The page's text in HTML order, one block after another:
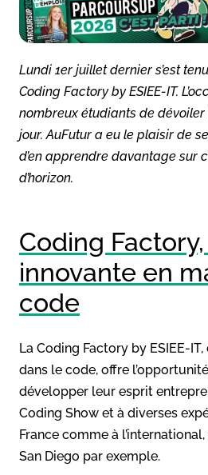
Lundi 1er juillet dernier s’est
Coding Factory by ESIEE-IT.
nombreux étudiants de
jour. AuFutur a eu le plaisir de
d’en apprendre davantage sur
d’horizon.
Coding
innovante en
code
La Coding Factory by ESIEE-
dans le code, offre
développer leur esprit
Coding Show et à diverses
France comme à
San Diego par exemple.